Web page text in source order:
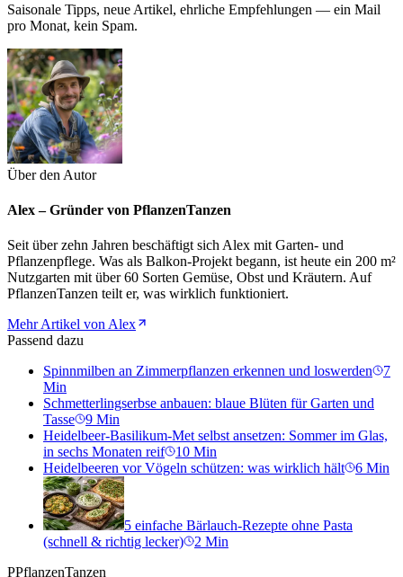
Saisonale Tipps, neue Artikel, ehrliche Empfehlungen — ein Mail
pro Monat, kein Spam.
Über den Autor
Alex – Gründer von PflanzenTanzen
Seit über zehn Jahren beschäftigt sich Alex mit Garten- und
Pflanzenpflege. Was als Balkon-Projekt begann, ist heute ein 200 m²
Nutzgarten mit über 60 Sorten Gemüse, Obst und Kräutern. Auf
PflanzenTanzen teilt er, was wirklich funktioniert.
Mehr Artikel von Alex
Passend dazu
Spinnmilben an Zimmerpflanzen erkennen und loswerden
7
Min
Schmetterlingserbse anbauen: blaue Blüten für Garten und
Tasse
9 Min
Heidelbeer-Basilikum-Met selbst ansetzen: Sommer im Glas,
in sechs Monaten reif
10 Min
Heidelbeeren vor Vögeln schützen: was wirklich hält
6 Min
5 einfache Bärlauch-Rezepte ohne Pasta
(schnell & richtig lecker)
2 Min
PPflanzenTanzen